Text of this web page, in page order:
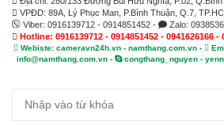
VPĐD: 89A, Lý Phục Man, P.Bình Thuận, Q.7,
Viber: 0916139712 - 0914851452 -
Zalo:
Hotline: 0916139712 - 0914851452 - 0941626166 -
Webiste: cameravn24h.vn - namthang.com.vn -
info@namthang.com.vn -
congthang_nguyen -